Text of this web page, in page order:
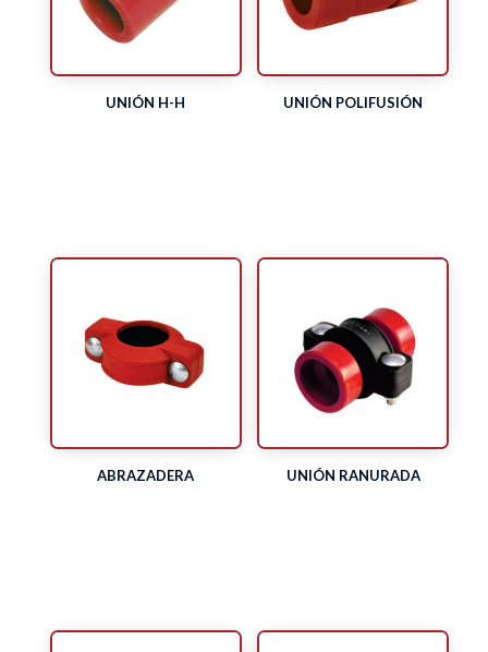
UNIÓN H-H UNIÓN POLIFUSIÓN
ABRAZADERA UNIÓN RANURADA